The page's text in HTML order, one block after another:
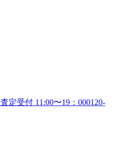
定受付 11:00〜19：000120-